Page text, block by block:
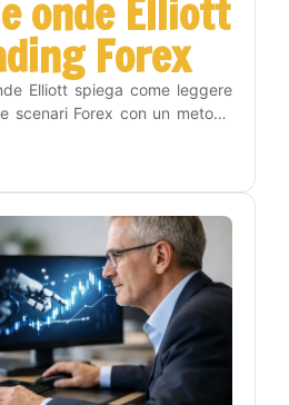
onde Elliott
Forex
Elliott spiega come leggere
scenari Forex con un metodo